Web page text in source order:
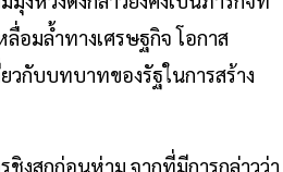
อมล้ำทางเศรษฐกิจ โอกาส
วกับบทบาทของรัฐในการสร้าง
ชิงสุกก่อนห่าม จากที่มีการกล่าวว่า